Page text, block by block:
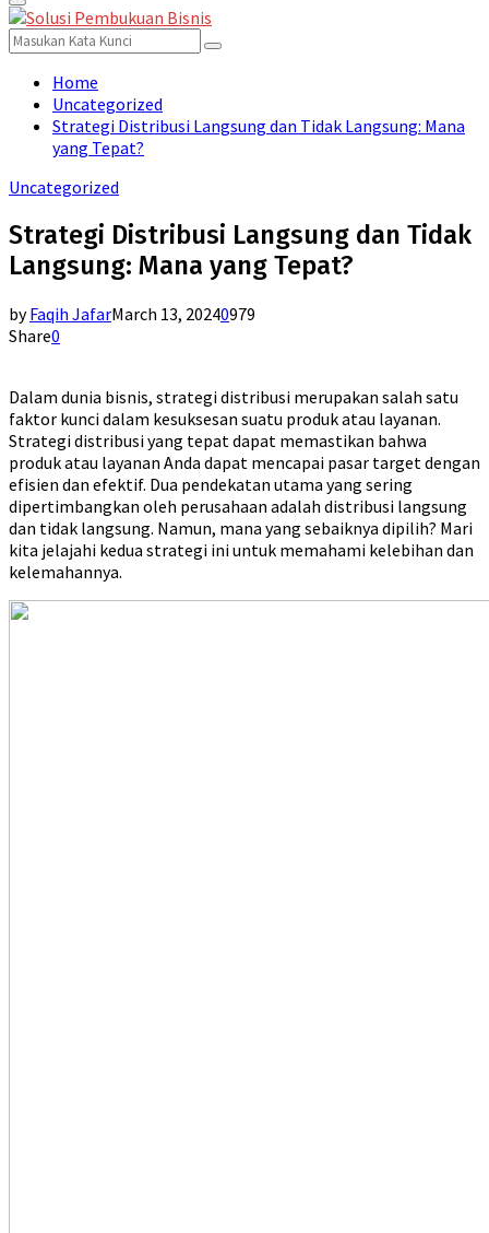
for:
Primary
Menu
Search
for:
Search
Home
Uncategorized
Strategi Distribusi Langsung dan Tidak Langsung: Mana
yang Tepat?
Uncategorized
Strategi Distribusi Langsung dan Tidak
Langsung: Mana yang Tepat?
byFaqih JafarMarch 13, 20240979
Share0
Dalam dunia bisnis, strategi distribusi merupakan salah satu
faktor kunci dalam kesuksesan suatu produk atau layanan.
Strategi distribusi yang tepat dapat memastikan bahwa
produk atau layanan Anda dapat mencapai pasar target dengan
efisien dan efektif. Dua pendekatan utama yang sering
dipertimbangkan oleh perusahaan adalah distribusi langsung
dan tidak langsung. Namun, mana yang sebaiknya dipilih? Mari
kita jelajahi kedua strategi ini untuk memahami kelebihan dan
kelemahannya.